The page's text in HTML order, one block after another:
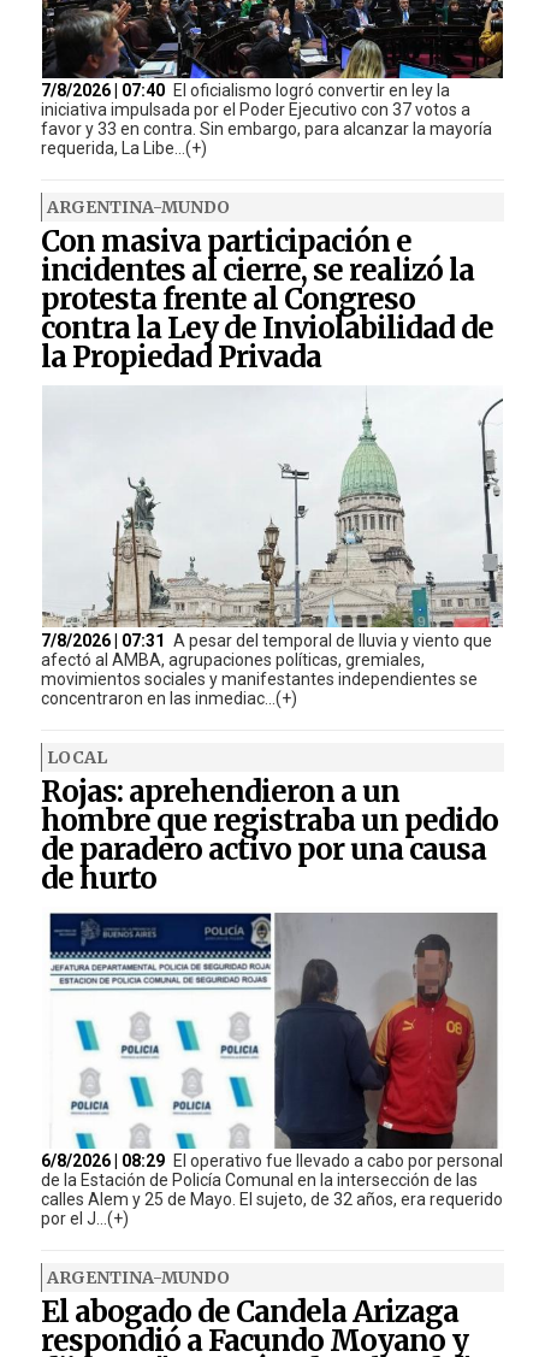
7/8/2026 | 07:40 El oficialismo logró convertir en ley la
iniciativa impulsada por el Poder Ejecutivo con 37 votos a
favor y 33 en contra. Sin embargo, para alcanzar la mayoría
requerida, La Libe...(+)
ARGENTINA-MUNDO
Con masiva participación e
incidentes al cierre, se realizó la
protesta frente al Congreso
contra la Ley de Inviolabilidad de
la Propiedad Privada
7/8/2026 | 07:31 A pesar del temporal de lluvia y viento que
afectó al AMBA, agrupaciones políticas, gremiales,
movimientos sociales y manifestantes independientes se
concentraron en las inmediac...(+)
LOCAL
Rojas: aprehendieron a un
hombre que registraba un pedido
de paradero activo por una causa
de hurto
6/8/2026 | 08:29 El operativo fue llevado a cabo por personal
de la Estación de Policía Comunal en la intersección de las
calles Alem y 25 de Mayo. El sujeto, de 32 años, era requerido
por el J...(+)
ARGENTINA-MUNDO
El abogado de Candela Arizaga
respondió a Facundo Moyano y